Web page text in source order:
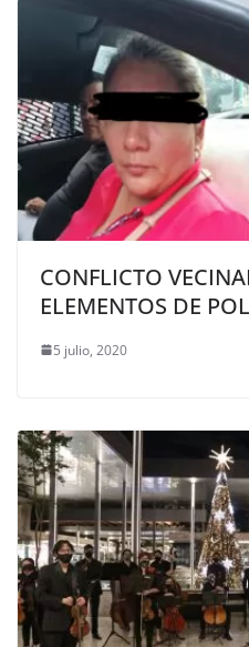
CONFLICTO
ELEMENTOS DE
5 julio, 2020